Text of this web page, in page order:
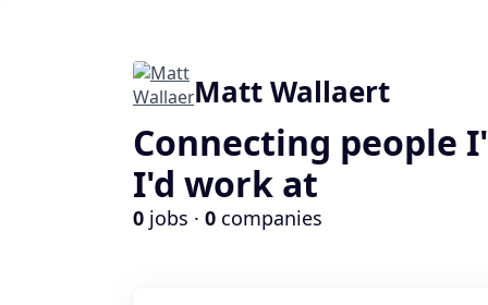
Matt Wallaert
Connecting people
I'd work at
0 jobs · 0 companies